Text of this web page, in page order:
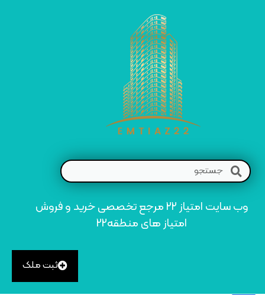
وب سایت امتیاز 22 مرجع تخصصی خرید و فروش
امتیاز های منطقه22
ثبت ملک